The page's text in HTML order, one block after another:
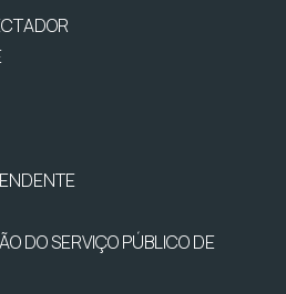
DO SERVIÇO PÚBLICO DE